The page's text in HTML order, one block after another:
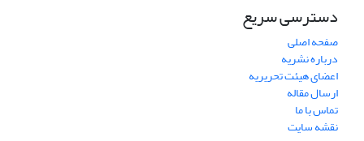
دسترسی سریع
صفحه اصلی
درباره نشریه
اعضای هیئت تحریریه
ارسال مقاله
تماس با ما
نقشه سایت